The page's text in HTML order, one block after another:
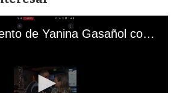
El mal momento de Yanina Gasañol con un hincha argentino en "Subrayado"